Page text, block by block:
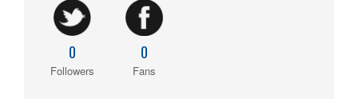
0
Followers
0
Fans